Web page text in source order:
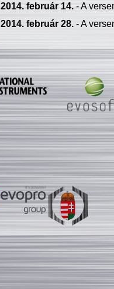
2014. február 14.- A
2014. február 28.- A